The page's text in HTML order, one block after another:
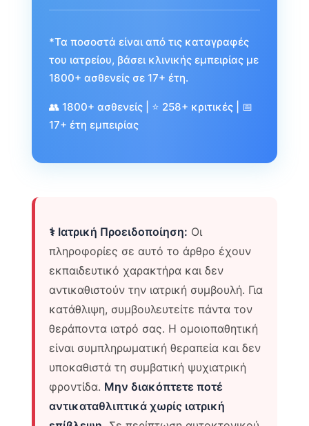
*Τα ποσοστά είναι από τις καταγραφές
του ιατρείου, βάσει κλινικής εμπειρίας με
1800+ ασθενείς σε 17+ έτη.
👥 1800+ ασθενείς | ⭐ 258+ κριτικές | 📅
17+ έτη εμπειρίας
⚕️ Ιατρική Προειδοποίηση: Οι
πληροφορίες σε αυτό το άρθρο έχουν
εκπαιδευτικό χαρακτήρα και δεν
αντικαθιστούν την ιατρική συμβουλή. Για
κατάθλιψη, συμβουλευτείτε πάντα τον
θεράποντα ιατρό σας. Η ομοιοπαθητική
είναι συμπληρωματική θεραπεία και δεν
υποκαθιστά τη συμβατική ψυχιατρική
φροντίδα. Μην διακόπτετε ποτέ
αντικαταθλιπτικά χωρίς ιατρική